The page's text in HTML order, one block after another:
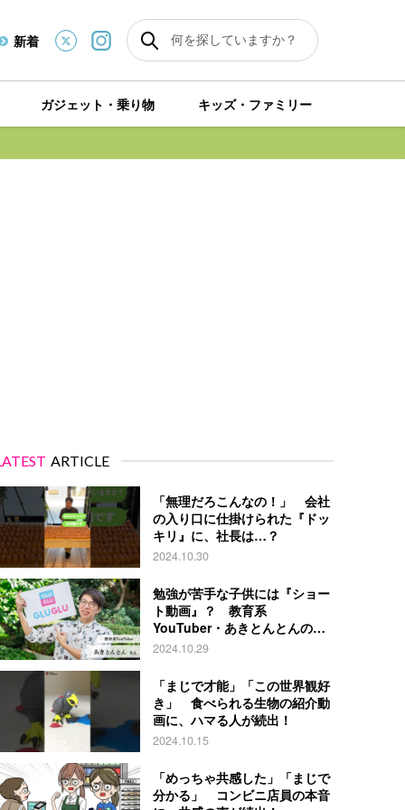
新着
ガジェット・乗り物 キッズ・ファミリー
ARTICLE
「無理だろこんなの！」 会社
の入り口に仕掛けられた『ドッ
キリ』に、社長は…？
2024.10.30
勉強が苦手な子供には『ショー
ト動画』？ 教育系
YouTuber・あきとんとんの戦
略とは
2024.10.29
「まじで才能」「この世界観好
き」 食べられる生物の紹介動
画に、ハマる人が続出！
2024.10.15
「めっちゃ共感した」「まじで
分かる」 コンビニ店員の本音